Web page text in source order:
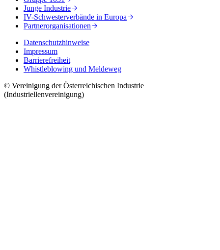
Junge Industrie
IV-Schwesterverbände in Europa
Partnerorganisationen
Datenschutzhinweise
Impressum
Barrierefreiheit
Whistleblowing und Meldeweg
© Vereinigung der Österreichischen Industrie
(Industriellenvereinigung)